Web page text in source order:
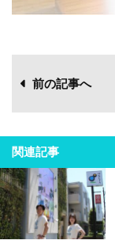
前の記事へ
関連記事